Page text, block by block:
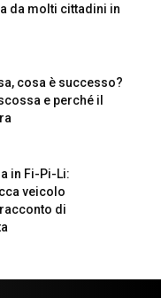
da molti cittadini in
cosa è successo?
e perché il
in Fi-Pi-Li:
veicolo
di